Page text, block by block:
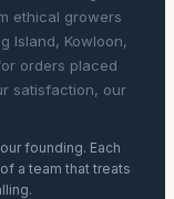
ethical growers
Island, Kowloon,
orders placed
satisfaction, our
founding. Each
a team that treats